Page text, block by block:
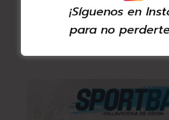
edición de la Ruta del Pincho, ¡y
no se queda atrás! Los días 15, 16 y
de noviembre, tendrás la